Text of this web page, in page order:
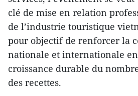
clé de mise en relation
de l’industrie touristique
pour objectif de renforcer la
nationale et internationale
croissance durable du
des recettes.